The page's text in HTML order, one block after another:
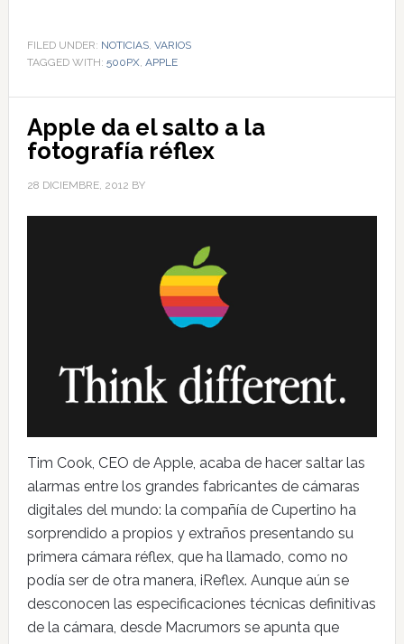
FILED UNDER: NOTICIAS, VARIOS
TAGGED WITH: 500PX, APPLE
Apple da el salto a la
fotografía réflex
28 DICIEMBRE, 2012 BY
Tim Cook, CEO de Apple, acaba de hacer saltar las
alarmas entre los grandes fabricantes de cámaras
digitales del mundo: la compañía de Cupertino ha
sorprendido a propios y extraños presentando su
primera cámara réflex, que ha llamado, como no
podía ser de otra manera, iReflex. Aunque aún se
desconocen las especificaciones técnicas definitivas
de la cámara, desde Macrumors se apunta que